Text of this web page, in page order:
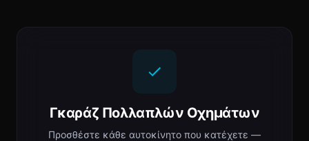
Γκαράζ Πολλαπλών Οχημάτων
Προσθέστε κάθε αυτοκίνητο που κατέχετε —